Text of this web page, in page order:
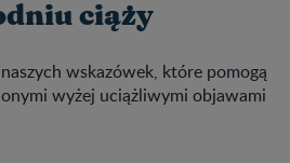
ciąży
wskazówek, które pomogą
wyżej uciążliwymi objawami